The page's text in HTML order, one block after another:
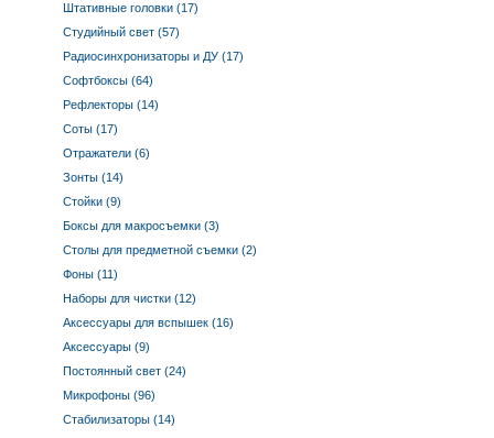
Штативные головки (17)
Студийный свет (57)
Радиосинхронизаторы и ДУ (17)
Софтбоксы (64)
Рефлекторы (14)
Соты (17)
Отражатели (6)
Зонты (14)
Стойки (9)
Боксы для макросъемки (3)
Столы для предметной съемки (2)
Фоны (11)
Наборы для чистки (12)
Аксессуары для вспышек (16)
Аксессуары (9)
Постоянный свет (24)
Микрофоны (96)
Стабилизаторы (14)